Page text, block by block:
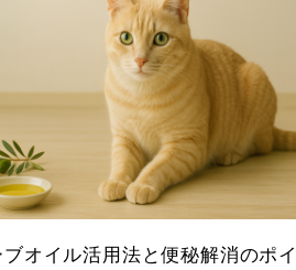
オイル活用法と便秘解消のポイ